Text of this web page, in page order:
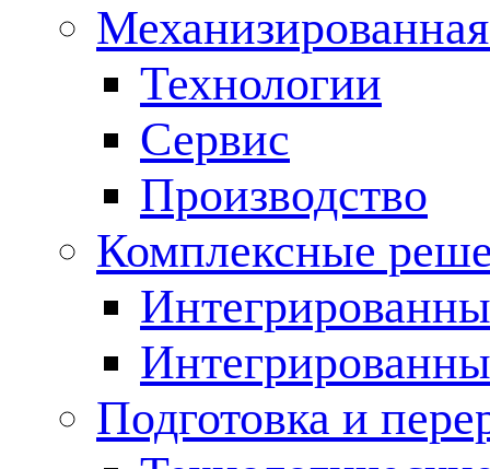
Технологии
Сервис
Производство
Комплексные
Подготовка и